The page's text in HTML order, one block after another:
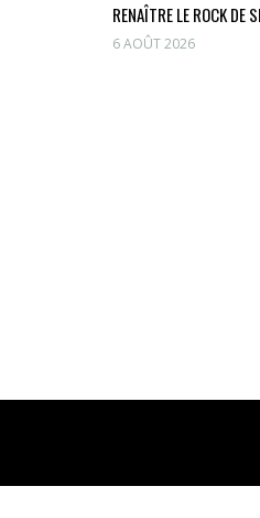
RENAÎTRE LE ROCK DE
6 AOÛT 2026